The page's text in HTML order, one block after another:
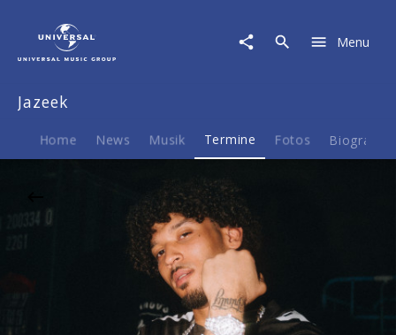
28.09.2026
Raiffeisen
20:00
Menu
Jazeek
Home News Musik Termine Fotos Biografie